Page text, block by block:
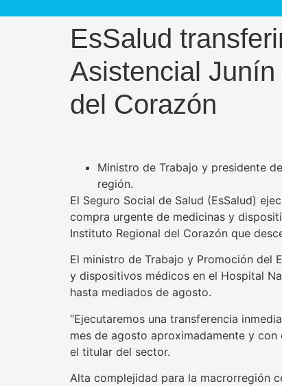
EsSalud
Asistencial
del Corazón
Ministro de Trabajo y presidente
región.
El Seguro Social de Salud (EsSalud)
compra urgente de medicinas y
Instituto Regional del Corazón que
El ministro de Trabajo y Promoción del
y dispositivos médicos en el Hospital
hasta mediados de agosto.
“Ejecutaremos una transferencia
mes de agosto aproximadamente y
el titular del sector.
Alta complejidad para la macrorregión